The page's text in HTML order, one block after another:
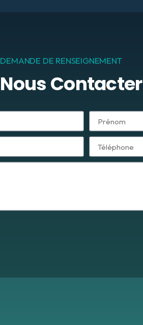
DEMANDE DE RENSEIGNEMENT
Nous Contacter